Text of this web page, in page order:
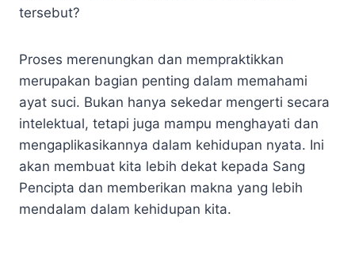
tersebut?
Proses merenungkan dan mempraktikkan
merupakan bagian penting dalam memahami
ayat suci. Bukan hanya sekedar mengerti secara
intelektual, tetapi juga mampu menghayati dan
mengaplikasikannya dalam kehidupan nyata. Ini
akan membuat kita lebih dekat kepada Sang
Pencipta dan memberikan makna yang lebih
mendalam dalam kehidupan kita.